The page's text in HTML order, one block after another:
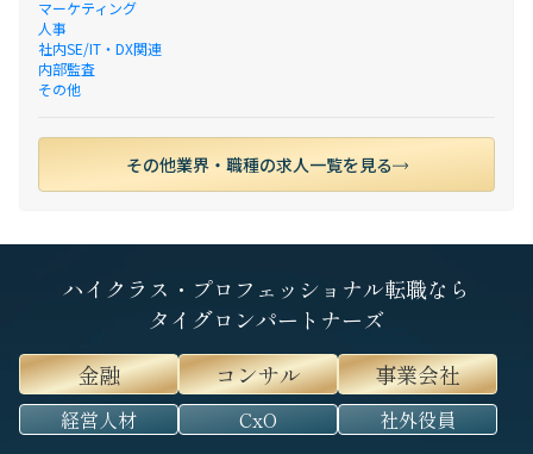
マーケティング
人事
社内SE/IT・DX関連
内部監査
その他
その他業界・職種の求人一覧を見る
ハイクラス・プロフェッショナル転職なら
タイグロンパートナーズ
金融
コンサル 事業会社
経営人材 CxO 社外役員